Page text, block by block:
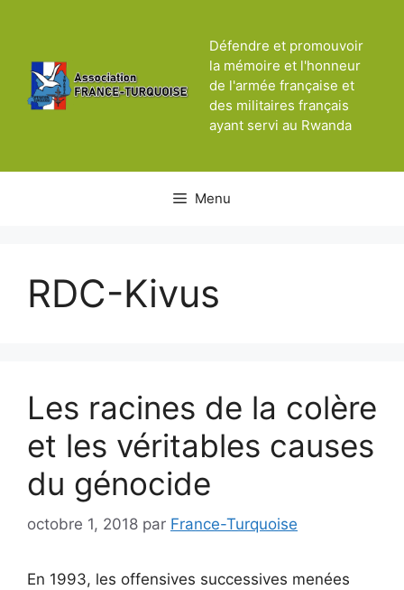
Défendre et promouvoir
la mémoire et l'honneur
de l'armée française et
des militaires français
ayant servi au Rwanda
Menu
RDC-Kivus
Les racines de la colère
et les véritables causes
du génocide
octobre 1, 2018 par France-Turquoise
En 1993, les offensives successives menées